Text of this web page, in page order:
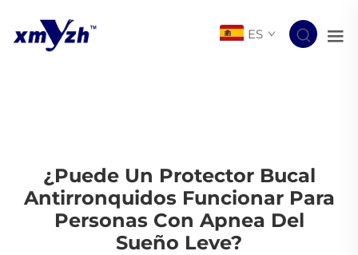
ES
¿Puede Un Protector Bucal
Antirronquidos Funcionar Para
Personas Con Apnea Del
Sueño Leve?